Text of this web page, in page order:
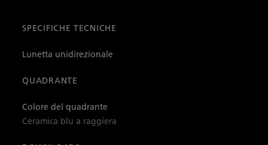
SPECIFICHE TECNICHE
Lunetta unidirezionale
QUADRANTE
Colore del quadrante
Ceramica blu a raggiera